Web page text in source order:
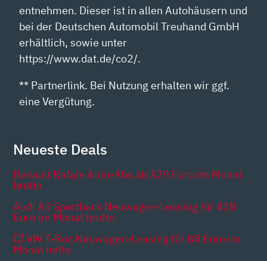
entnehmen. Dieser ist in allen Autohäusern und
bei der Deutschen Automobil Treuhand GmbH
erhältlich, sowie unter
https://www.dat.de/co2/.
** Partnerlink. Bei Nutzung erhalten wir ggf.
eine Vergütung.
Neueste Deals
Renault Rafale Auto-Abo ab 329 Euro im Monat
brutto
Audi A3 Sportback Neuwagen-Leasing für 428
Euro im Monat brutto
💥 VW T-Roc Neuwagen-Leasing für 88 Euro im
Monat netto